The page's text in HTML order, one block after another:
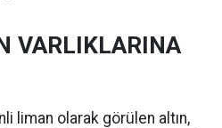
VARLIKLARINA
liman olarak görülen altın,